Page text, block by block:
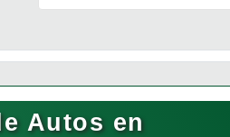
un Municipio
Autos en